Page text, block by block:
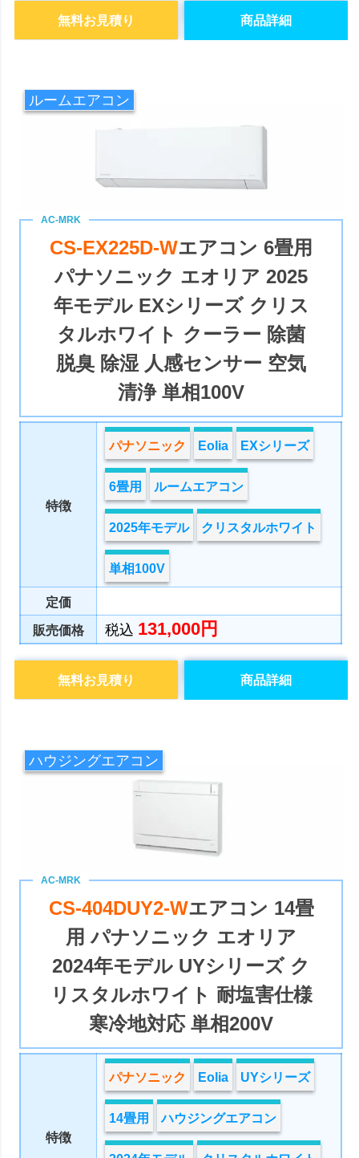
商品詳細
無料お見積り
ルームエアコン
CS-EX225D-Wエアコン 6畳用
パナソニック エオリア 2025
年モデル EXシリーズ クリス
タルホワイト クーラー 除菌
脱臭 除湿 人感センサー 空気
清浄 単相100V
特徴
パナソニック Eolia EXシリーズ
6畳用 ルームエアコン
2025年モデル クリスタルホワイト
単相100V
定価
販売価格 税込 131,000円
商品詳細
無料お見積り
ハウジングエアコン
CS-404DUY2-Wエアコン 14畳
用 パナソニック エオリア
2024年モデル UYシリーズ ク
リスタルホワイト 耐塩害仕様
寒冷地対応 単相200V
特徴
パナソニック Eolia UYシリーズ
14畳用 ハウジングエアコン